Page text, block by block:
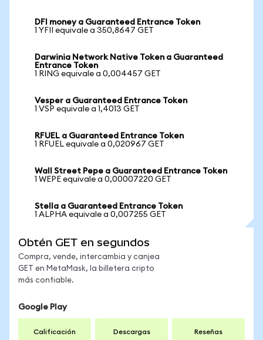
DFI money a Guaranteed Entrance Token
1 YFII equivale a 350,8647 GET
Darwinia Network Native Token a Guaranteed
Entrance Token
1 RING equivale a 0,004457 GET
Vesper a Guaranteed Entrance Token
1 VSP equivale a 1,4013 GET
RFUEL a Guaranteed Entrance Token
1 RFUEL equivale a 0,020967 GET
Wall Street Pepe a Guaranteed Entrance Token
1 WEPE equivale a 0,00007220 GET
Stella a Guaranteed Entrance Token
1 ALPHA equivale a 0,007255 GET
Obtén GET en segundos
Compra, vende, intercambia y canjea
GET en MetaMask, la billetera cripto
más confiable.
Google Play
Calificación Descargas Reseñas